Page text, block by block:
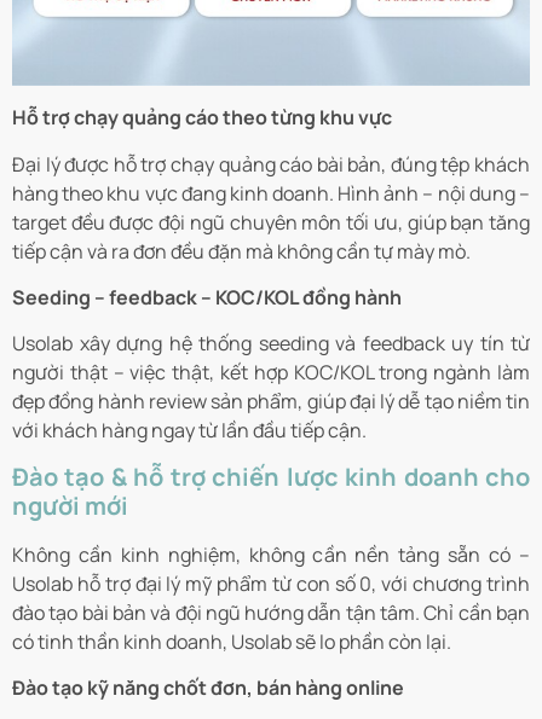
Hỗ trợ chạy quảng cáo theo từng khu vực
Đại lý được hỗ trợ chạy quảng cáo bài bản, đúng tệp khách
hàng theo khu vực đang kinh doanh. Hình ảnh – nội dung –
target đều được đội ngũ chuyên môn tối ưu, giúp bạn tăng
tiếp cận và ra đơn đều đặn mà không cần tự mày mò.
Seeding – feedback – KOC/KOL đồng hành
Usolab xây dựng hệ thống seeding và feedback uy tín từ
người thật – việc thật, kết hợp KOC/KOL trong ngành làm
đẹp đồng hành review sản phẩm, giúp đại lý dễ tạo niềm tin
với khách hàng ngay từ lần đầu tiếp cận.
Đào tạo & hỗ trợ chiến lược kinh doanh cho
người mới
Không cần kinh nghiệm, không cần nền tảng sẵn có –
Usolab hỗ trợ đại lý mỹ phẩm từ con số 0, với chương trình
đào tạo bài bản và đội ngũ hướng dẫn tận tâm. Chỉ cần bạn
có tinh thần kinh doanh, Usolab sẽ lo phần còn lại.
Đào tạo kỹ năng chốt đơn, bán hàng online